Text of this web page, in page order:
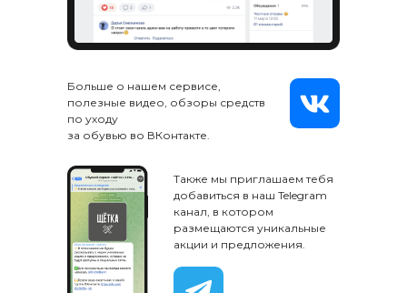
Больше о нашем сервисе,
полезные видео, обзоры средств
по уходу
за обувью во ВКонтакте.
Также мы приглашаем тебя
добавиться в наш Telegram
канал, в котором
размещаются уникальные
акции и предложения.